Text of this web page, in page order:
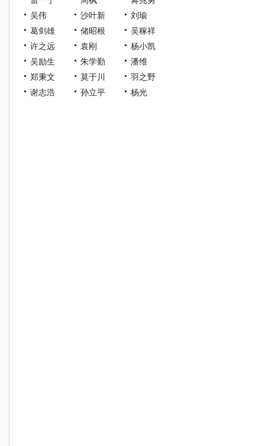
吴伟
沙叶新
刘瑜
葛剑雄
储昭根
吴稼祥
许之远
袁刚
杨小凯
吴励生
朱学勤
潘维
郑秉文
莫于川
羽之野
谢志浩
孙立平 杨光